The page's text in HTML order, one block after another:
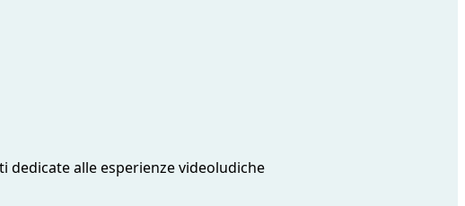
dedicate alle esperienze videoludiche